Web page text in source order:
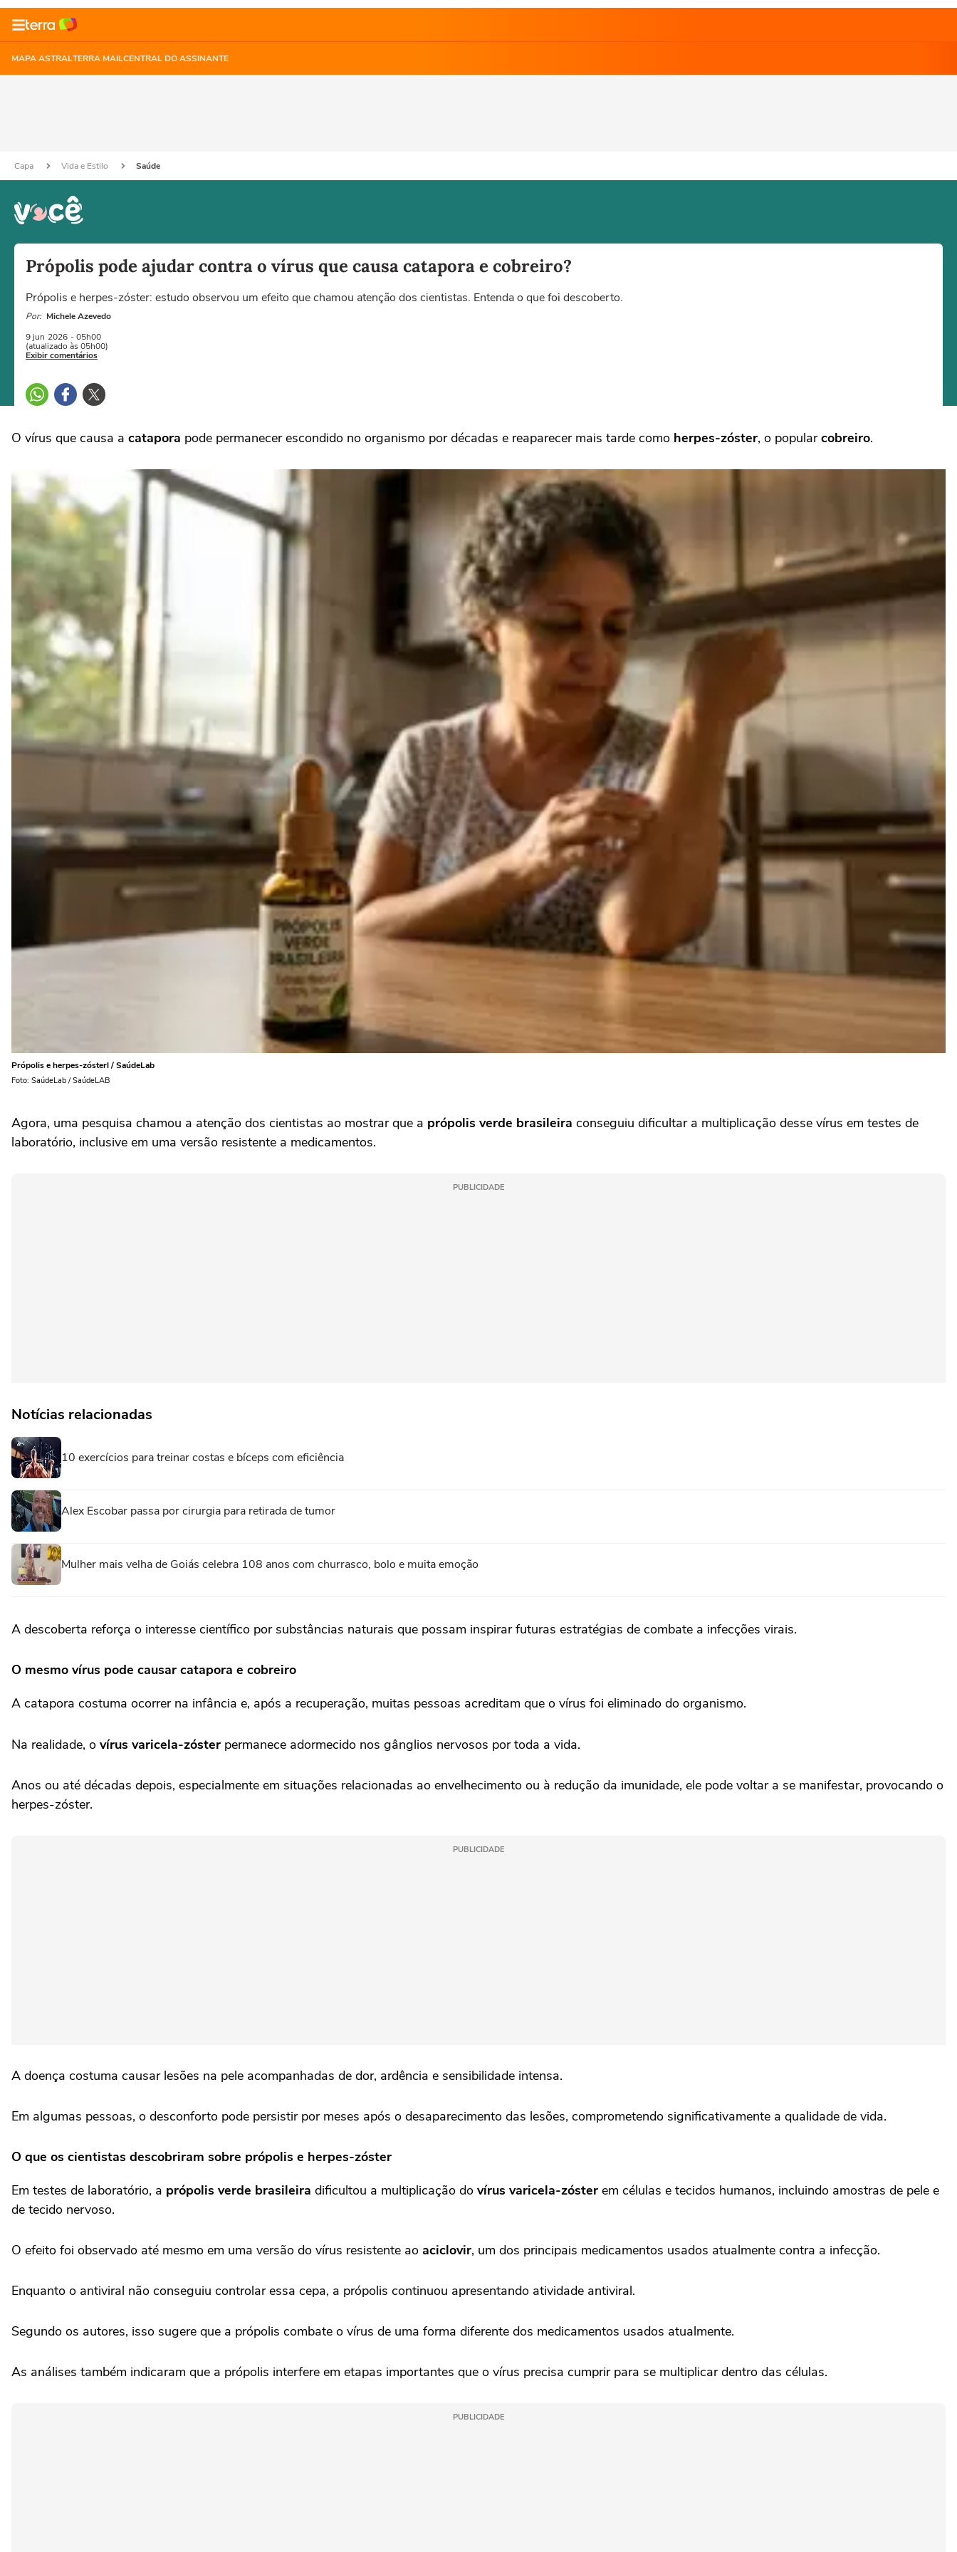
MAPA ASTRALTERRA MAILCENTRAL DO ASSINANTE
Capa Vida e Estilo Saúde
Própolis pode ajudar contra o vírus que causa catapora e cobreiro?
Própolis e herpes-zóster: estudo observou um efeito que chamou atenção dos cientistas. Entenda o que foi descoberto.
Por: Michele Azevedo
9 jun 2026 - 05h00
(atualizado às 05h00)
Exibir comentários
O vírus que causa a catapora pode permanecer escondido no organismo por décadas e reaparecer mais tarde como herpes-zóster, o popularcobreiro.
Própolis e herpes-zósterl / SaúdeLab
Foto: SaúdeLab / SaúdeLAB
Agora, uma pesquisa chamou a atenção dos cientistas ao mostrar que a própolis verde brasileira conseguiu dificultar a multiplicação desse vírus em testes de
laboratório, inclusive em uma versão resistente a medicamentos.
PUBLICIDADE
Notícias relacionadas
10 exercícios para treinar costas e bíceps com eficiência
Alex Escobar passa por cirurgia para retirada de tumor
Mulher mais velha de Goiás celebra 108 anos com churrasco, bolo e muita emoção
A descoberta reforça o interesse científico por substâncias naturais que possam inspirar futuras estratégias de combate a infecções virais.
O mesmo vírus pode causar catapora e cobreiro
A catapora costuma ocorrer na infância e, após a recuperação, muitas pessoas acreditam que o vírus foi eliminado do organismo.
Na realidade, o vírus varicela-zóster permanece adormecido nos gânglios nervosos por toda a vida.
Anos ou até décadas depois, especialmente em situações relacionadas ao envelhecimento ou à redução da imunidade, ele pode voltar a se manifestar, provocando o
herpes-zóster.
PUBLICIDADE
A doença costuma causar lesões na pele acompanhadas de dor, ardência e sensibilidade intensa.
Em algumas pessoas, o desconforto pode persistir por meses após o desaparecimento das lesões, comprometendo significativamente a qualidade de vida.
O que os cientistas descobriram sobre própolis e herpes-zóster
Em testes de laboratório, a própolis verde brasileira dificultou a multiplicação do vírus varicela-zóster em células e tecidos humanos, incluindo amostras de pele e
de tecido nervoso.
O efeito foi observado até mesmo em uma versão do vírus resistente ao aciclovir, um dos principais medicamentos usados atualmente contra a infecção.
Enquanto o antiviral não conseguiu controlar essa cepa, a própolis continuou apresentando atividade antiviral.
Segundo os autores, isso sugere que a própolis combate o vírus de uma forma diferente dos medicamentos usados atualmente.
As análises também indicaram que a própolis interfere em etapas importantes que o vírus precisa cumprir para se multiplicar dentro das células.
PUBLICIDADE